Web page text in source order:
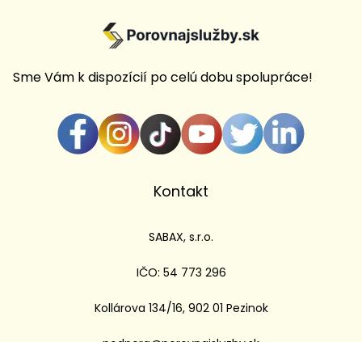
Sme Vám k dispozícií po celú dobu spolupráce!
Kontakt
SABAX, s.r.o.
IČO: 54 773 296
Kollárova 134/16, 902 01 Pezinok